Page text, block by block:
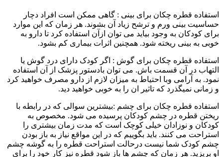
استفاده قطره چکان برای بینی : گاهی ممکن است افراد دچار
حساسیت بینی ورم و ترشح زیاد آن بشوند. هر زمان که این موارد
برای کودکان به وجود بیاید می توان ازآن استفاده کرد تا دارو به
خوبی به بینی ریخته شود. همچنین اثرات بیماری کم بشود.
استفاده قطره چکان برای گوش : اگر کودک دارای درد گوش یا
التهاب در آن قسمت باش. می توان بادستور پزشک از آن استفاده
نمود. به آرامی وبا احتیاط به میزان لازم از دارو مصرف خواهید کرد
و زمانی نمیگذرد که تاثیر ان را به خوبی خواهید دید.
استفاده قطره چکان برای چشم :بیشترین سوالی که در رابطه با
ریختن قطره در چشم کودکان پرسیده می شود. مخصوص به
کودکان و نوزادان خیلی کوچک است که مدت زمان بیشتری را
استراحت می کنند. باید بگوییم که در این مواقع نیاز به باز بودن
چشم کودک شما نیست درحالت استراحت قطره را به گوشه چشم
او بریزید. هر زمان که چشم ها باز شود قطره نیز کار خود را برای